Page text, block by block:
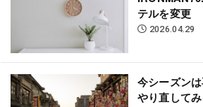
テルを変更
2026.04.29
今シーズン
やり直して